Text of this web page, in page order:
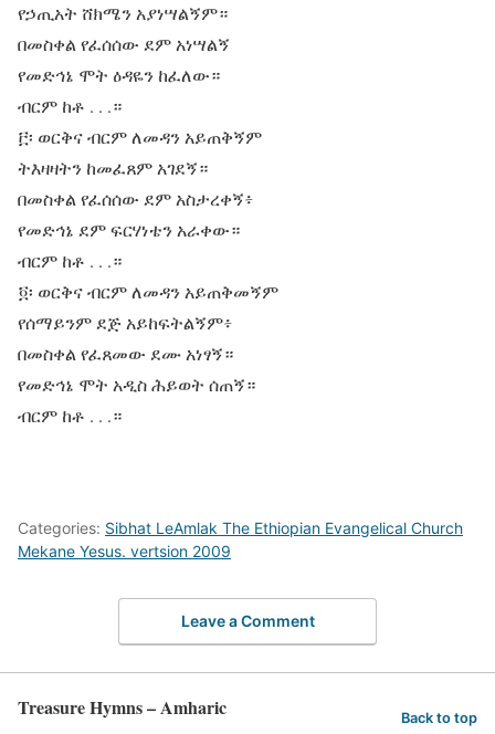
የኃጢአት ሸክሜን አያነሣልኝም።
በመስቀል የፈሰሰው ደም አነሣልኝ
የመድኅኔ ሞት ዕዳዬን ከፈለው።
ብርም ከቶ . . .።
፫፡ ወርቅና ብርም ለመዳን አይጠቅኝም
ትእዛዛትን ከመፈጸም አገደኝ።
በመስቀል የፈሰሰው ደም አስታረቀኝ፥
የመድኅኔ ደም ፍርሃነቴን አራቀው።
ብርም ከቶ . . .።
፬፡ ወርቅና ብርም ለመዳን አይጠቅመኝም
የሰማይንም ደጅ አይከፍትልኝም፥
በመስቀል የፈጸመው ደሙ አነፃኝ።
የመድኅኔ ሞት አዲስ ሕይወት ሰጠኝ።
ብርም ከቶ . . .።
Categories: Sibhat LeAmlak The Ethiopian Evangelical Church
Mekane Yesus. vertsion 2009
Leave a Comment
Treasure Hymns – Amharic Back to top